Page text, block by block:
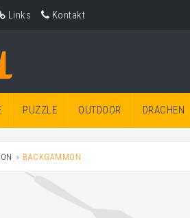
Links Kontakt
PUZZLE OUTDOOR DRACHEN
BACKGAMMON